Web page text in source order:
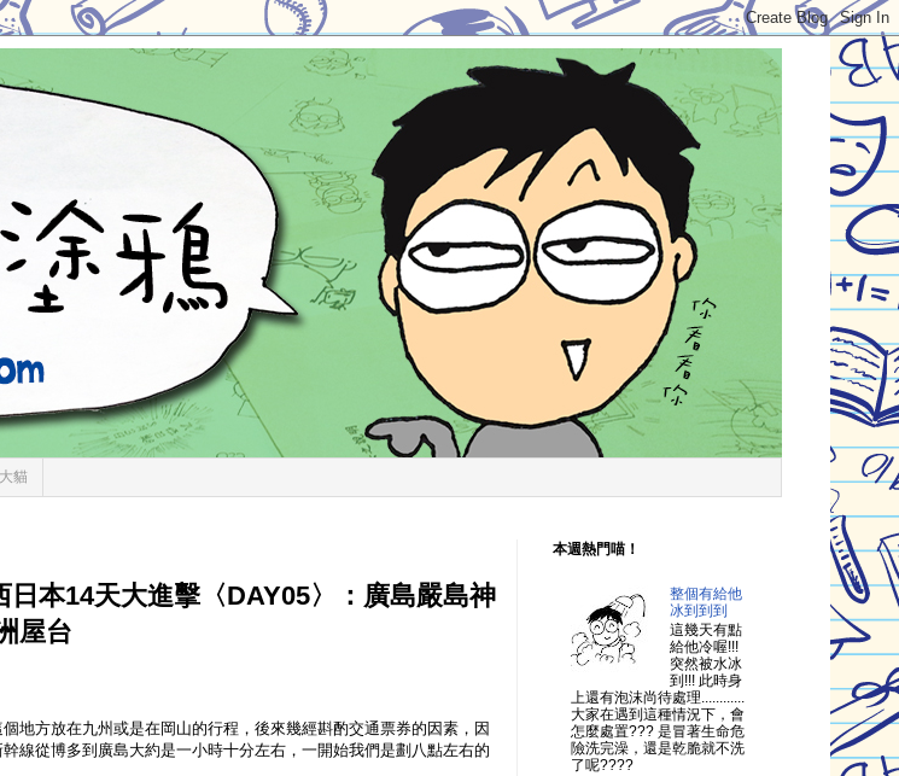
貓
本14天大進擊〈DAY05〉：廣島嚴島神
屋台
地方放在九州或是在岡山的行程，後來幾經斟酌交通票券的因素，因
線從博多到廣島大約是一小時十分左右，一開始我們是劃八點左右的
本週熱門喵！
整個有給他
冰到到到
這幾天有點
給他冷喔!!!
突然被水冰
到!!! 此時身
上還有泡沫尚待處理............
大家在遇到這種情況下，會
怎麼處置??? 是冒著生命危
險洗完澡，還是乾脆就不洗
了呢????